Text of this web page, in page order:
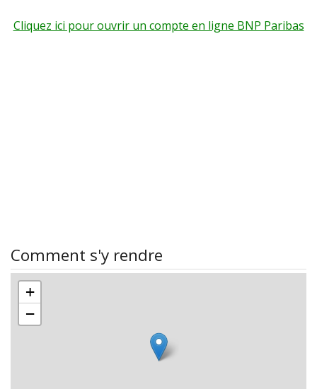
Cliquez ici pour ouvrir un compte en ligne BNP Paribas
Comment s'y rendre
+
−